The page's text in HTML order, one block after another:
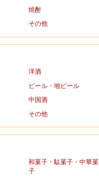
焼酎
その他
洋酒
ビール・地ビール
中国酒
その他
和菓子・駄菓子・中華菓
子